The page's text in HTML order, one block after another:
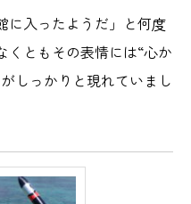
に入ったようだ」と何度
くともその表情には“心か
しっかりと現れていまし